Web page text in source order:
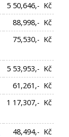
5 50,646,- Kč
88,998,- Kč
75,530,- Kč
5 53,953,- Kč
61,261,- Kč
1 17,307,- Kč
48,494,- Kč